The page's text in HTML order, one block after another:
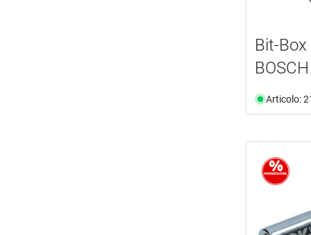
Bit-
BOSCH
Articolo: